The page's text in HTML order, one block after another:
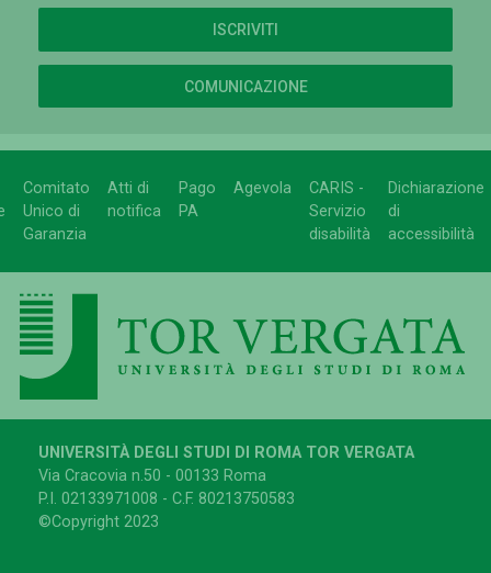
ISCRIVITI
COMUNICAZIONE
Comitato
Unico di
Garanzia
Atti di
notifica
Pago
PA
Agevola
CARIS -
Servizio
disabilità
Dichiarazione
di
accessibilità
UNIVERSITÀ DEGLI STUDI DI ROMA TOR VERGATA
Via Cracovia n.50 - 00133 Roma
P.I. 02133971008 - C.F. 80213750583
©Copyright 2023